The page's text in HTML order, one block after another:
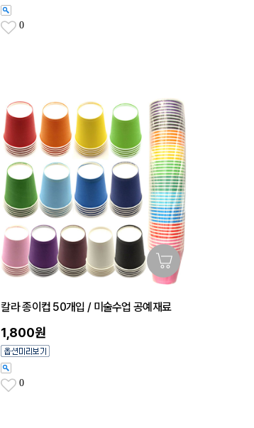
0
칼라 종이컵 50개입 / 미술수업 공예재료
1,800원
0